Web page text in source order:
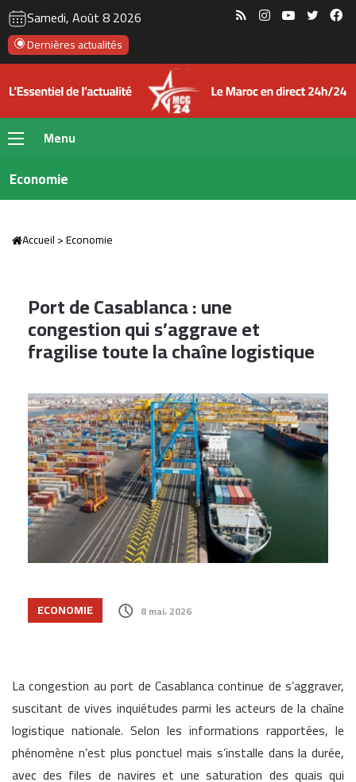
Samedi, Août 8 2026 RSS InstagramYouTube
Dernières actualités
Menu
Economie
Accueil>Economie
Port de Casablanca : une
congestion qui s’aggrave et
fragilise toute la chaîne logistique
ECONOMIE 8 mai، 2026
La congestion au port de Casablanca continue de s’aggraver,
suscitant de vives inquiétudes parmi les acteurs de la chaîne
logistique nationale. Selon les informations rapportées, le
phénomène n’est plus ponctuel mais s’installe dans la durée,
avec des files de navires et une saturation des quais qui